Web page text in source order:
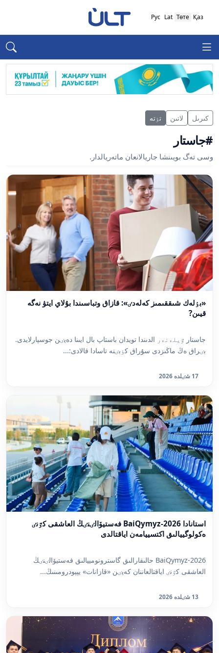
Қаз
Төте
Lat
Рус
كىرىل لاتىن تٶتە
#جاستار
وسى تەگ بويىنشا جاريالانعان ماتەريالدار.
«بٶلەك شىققىمىز كەلەدٸ»: قازاق وتباسىندا بۇلاي ايتۋ نەگە
قيىن?
جاستار ٷيلەنەر الدىندا تويدان باستاپ بال ايىنا دەيٸن جوسپارلايدى.
بٸراق ەڭ ماڭىزدى سۇراق كٶبٸنە تاسادا قالادى:...
17 شٸلدە 2026
استانادا BaiQymyz-2026 فەستيۆالٸنٸڭ العاشقى كٷنٸ
ەكولوگييالىق اكتسييامەن اياقتالدى
BaiQymyz-2026 حالىقارالىق گاسترونومييالىق فەستيۆالٸنٸڭ
العاشقى كٷنٸ اياقتالعاننان كەيٸن «قازانات» يپپودرومىنىڭ...
13 شٸلدە 2026